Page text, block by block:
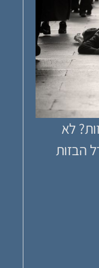
לא
הבזות